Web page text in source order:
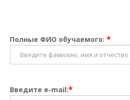
Полные ФИО обучаемого: *
Введите e-mail:*